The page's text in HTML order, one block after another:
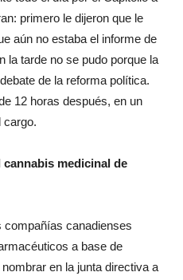
primero le dijeron que le
aún no estaba el informe de
la tarde no se pudo porque la
de la reforma política.
12 horas después, en un
cargo.
medicinal de
compañías canadienses
a base de
en la junta directiva a